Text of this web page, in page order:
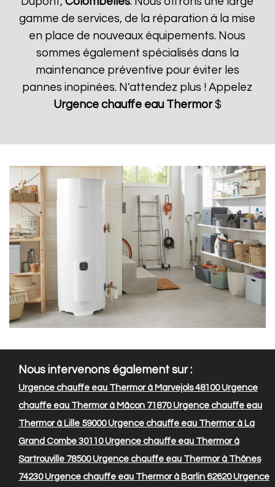
gamme de services, de la réparation à la mise
en place de nouveaux équipements. Nous
sommes également spécialisés dans la
maintenance préventive pour éviter les
pannes inopinées. N'attendez plus ! Appelez
Urgence chauffe eau Thermor$
Nous intervenons également sur :
Urgence chauffe eau Thermor à Marvejols 48100Urgence
chauffe eau Thermor à Mâcon 71870Urgence chauffe eau
Thermor à Lille 59000Urgence chauffe eau Thermor à La
Grand Combe 30110Urgence chauffe eau Thermor à
Sartrouville 78500Urgence chauffe eau Thermor à Thônes
74230Urgence chauffe eau Thermor à Barlin 62620Urgence